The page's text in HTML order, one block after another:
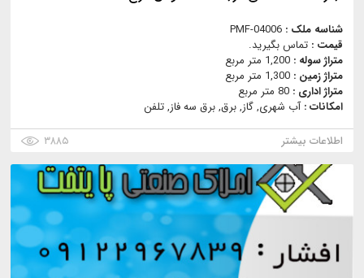
شناسه ملک : PMF-04006
قیمت : تماس بگیرید.
متراژ سوله : 1,200 متر مربع
متراژ زمین : 1,300 متر مربع
متراژ اداری : 80 متر مربع
امکانات :آب شهری, گاز, برق, برق سه فاز, تلفن
اطلاعات بیشتر
۳۸۸۵